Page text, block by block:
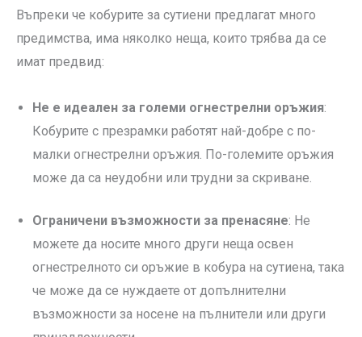
Въпреки че кобурите за сутиени предлагат много
предимства, има няколко неща, които трябва да се
имат предвид:
Не е идеален за големи огнестрелни оръжия:
Кобурите с презрамки работят най-добре с по-
малки огнестрелни оръжия. По-големите оръжия
може да са неудобни или трудни за скриване.
Ограничени възможности за пренасяне: Не
можете да носите много други неща освен
огнестрелното си оръжие в кобура на сутиена, така
че може да се нуждаете от допълнителни
възможности за носене на пълнители или други